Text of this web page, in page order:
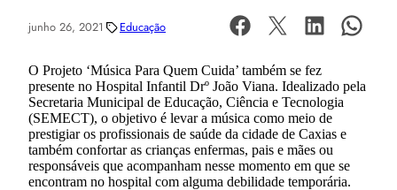
junho 26, 2021 Educação
O Projeto ‘Música Para Quem Cuida’ também se fez
presente no Hospital Infantil Drº João Viana. Idealizado pela
Secretaria Municipal de Educação, Ciência e Tecnologia
(SEMECT), o objetivo é levar a música como meio de
prestigiar os profissionais de saúde da cidade de Caxias e
também confortar as crianças enfermas, pais e mães ou
responsáveis que acompanham nesse momento em que se
encontram no hospital com alguma debilidade temporária.